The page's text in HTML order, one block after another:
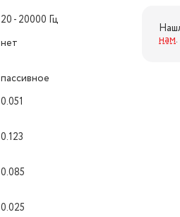
20 - 20000 Гц
нет
пассивное
0.051
0.123
0.085
0.025
нам.